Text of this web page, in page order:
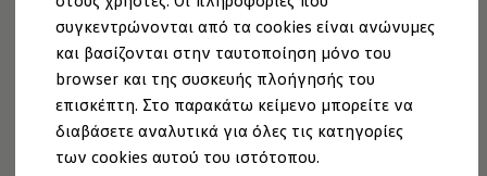
συγκεντρώνονται από τα cookies είναι ανώνυμες
και βασίζονται στην ταυτοποίηση μόνο του
browser και της συσκευής πλοήγησής του
επισκέπτη. Στο παρακάτω κείμενο μπορείτε να
διαβάσετε αναλυτικά για όλες τις κατηγορίες
των cookies αυτού του ιστότοπου.
ID.5
ID.5 GTX
ID.7
ID.7 GTX
ID. Buzz
ID. Buzz Cargo
ID. CROSS
eHybrid μοντέλα
Με αποτέλεσμαδιπλής
δράσης
Το twin dosing μειώνει αισθητά τα NOx των κινητήρων
TDI σε σύγκριση με το προηγούμενο μοντέλο. Αυτό